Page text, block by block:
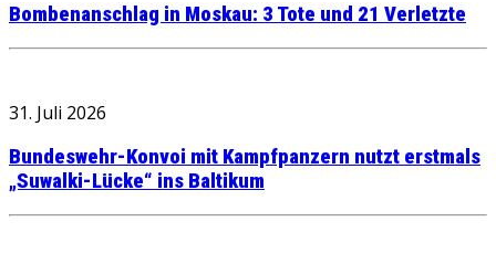
Bombenanschlag in Moskau: 3 Tote und 21 Verletzte
31. Juli 2026
Bundeswehr-Konvoi mit Kampfpanzern nutzt erstmals
„Suwalki-Lücke“ ins Baltikum